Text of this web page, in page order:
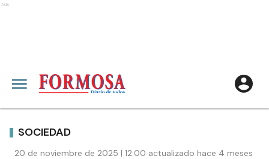
Ads
SOCIEDAD
20 de noviembre de 2025 | 12:00 actualizado hace 4 meses